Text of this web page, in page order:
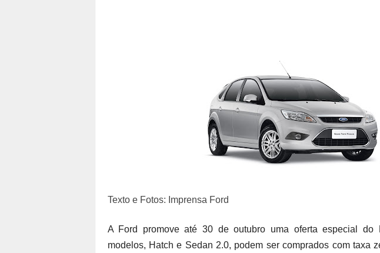
Texto e Fotos: Imprensa Ford
A Ford promove até 30 de outubro uma oferta especial do
modelos, Hatch e Sedan 2.0, podem ser comprados com taxa